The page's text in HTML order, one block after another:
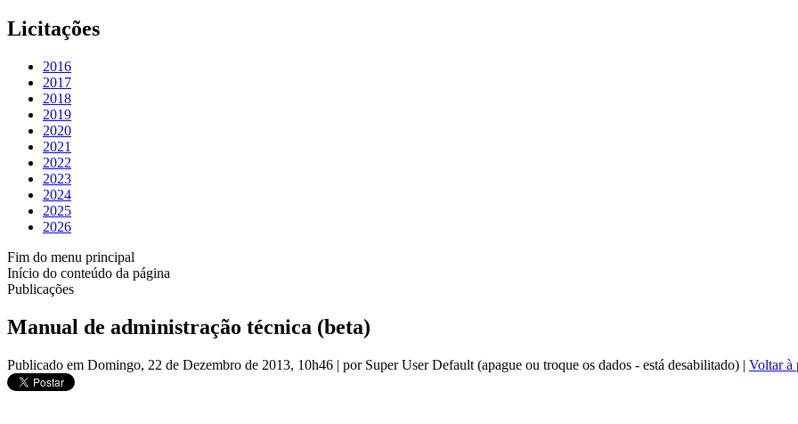
Licitações
2016
2017
2018
2019
2020
2021
2022
2023
2024
2025
2026
Fim do menu principal
Início do conteúdo da página
Publicações
Manual de administração técnica (beta)
Publicado em Domingo, 22 de Dezembro de 2013, 10h46 | por Super User Default (apague ou troque os dados - está desabilitado) | Voltar à